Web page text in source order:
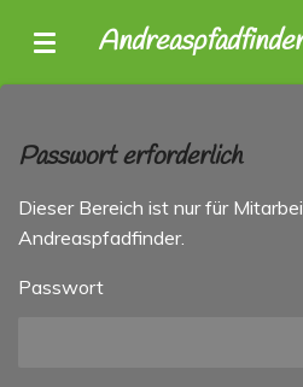
Hauptinhalt
springen
Passwort erforderlich
Dieser Bereich ist nur für
Andreaspfadfinder.
Passwort